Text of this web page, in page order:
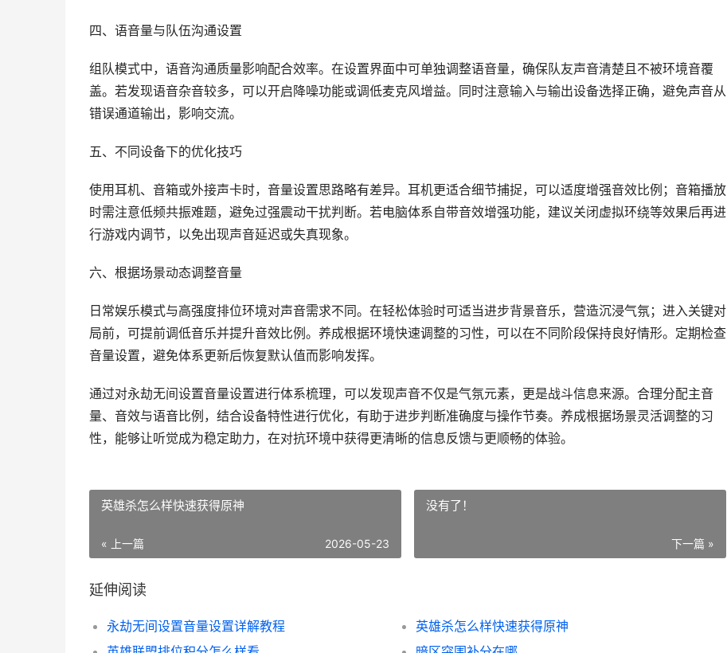
四、语音量与队伍沟通设置
组队模式中，语音沟通质量影响配合效率。在设置界面中可单独调整语音量，确保队友声音清楚且不被环境音覆
盖。若发现语音杂音较多，可以开启降噪功能或调低麦克风增益。同时注意输入与输出设备选择正确，避免声音从
错误通道输出，影响交流。
五、不同设备下的优化技巧
使用耳机、音箱或外接声卡时，音量设置思路略有差异。耳机更适合细节捕捉，可以适度增强音效比例；音箱播放
时需注意低频共振难题，避免过强震动干扰判断。若电脑体系自带音效增强功能，建议关闭虚拟环绕等效果后再进
行游戏内调节，以免出现声音延迟或失真现象。
六、根据场景动态调整音量
日常娱乐模式与高强度排位环境对声音需求不同。在轻松体验时可适当进步背景音乐，营造沉浸气氛；进入关键对
局前，可提前调低音乐并提升音效比例。养成根据环境快速调整的习性，可以在不同阶段保持良好情形。定期检查
音量设置，避免体系更新后恢复默认值而影响发挥。
通过对永劫无间设置音量设置进行体系梳理，可以发现声音不仅是气氛元素，更是战斗信息来源。合理分配主音
量、音效与语音比例，结合设备特性进行优化，有助于进步判断准确度与操作节奏。养成根据场景灵活调整的习
性，能够让听觉成为稳定助力，在对抗环境中获得更清晰的信息反馈与更顺畅的体验。
英雄杀怎么样快速获得原神
« 上一篇 2026-05-23
没有了！
下一篇 »
延伸阅读
永劫无间设置音量设置详解教程
英雄杀怎么样快速获得原神